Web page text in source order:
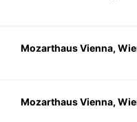
Mozarthaus Vienna,
Mozarthaus Vienna,